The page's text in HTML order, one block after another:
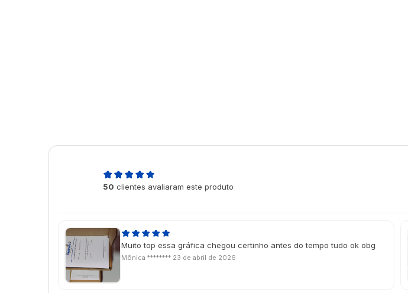
50 clientes avaliaram este produto
Muito top essa gráfica chegou certinho antes do tempo tudo ok obg
Mônica ******** 23 de abril de 2026